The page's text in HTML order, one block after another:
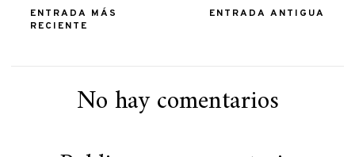
ENTRADA MÁS
RECIENTE
ENTRADA ANTIGUA
No hay comentarios